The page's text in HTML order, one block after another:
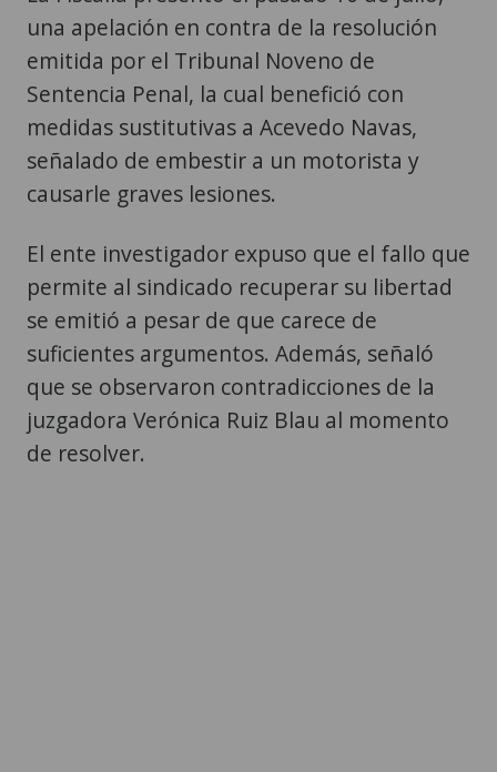
una apelación en contra de la resolución
emitida por el Tribunal Noveno de
Sentencia Penal, la cual benefició con
medidas sustitutivas a Acevedo Navas,
señalado de embestir a un motorista y
causarle graves lesiones.
El ente investigador expuso que el fallo que
permite al sindicado recuperar su libertad
se emitió a pesar de que carece de
suficientes argumentos. Además, señaló
que se observaron contradicciones de la
juzgadora Verónica Ruiz Blau al momento
de resolver.